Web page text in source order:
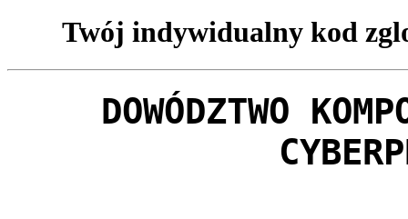
Twój indywidualny kod
DOWÓDZTWO